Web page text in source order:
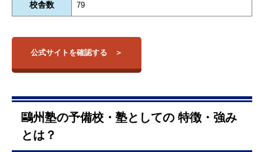
校舎数 79
公式サイトを確認する
鷗州塾の予備校・塾としての 特徴・強み
とは？